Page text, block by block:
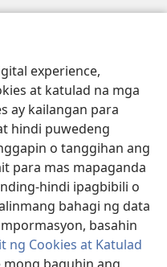
experience,
at katulad na mga
ay kailangan para
hindi puwedeng
o tanggihan ang
para mas mapaganda
hindi ipagbibili o
bahagi ng data
basahin
ng Cookies at Katulad